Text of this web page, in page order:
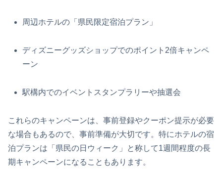
周辺ホテルの「県民限定宿泊プラン」
ディズニーグッズショップでのポイント2倍キャンペ
ーン
駅構内でのイベントスタンプラリーや抽選会
これらのキャンペーンは、事前登録やクーポン提示が必要
な場合もあるので、事前準備が大切です。特にホテルの宿
泊プランは「県民の日ウィーク」と称して1週間程度の長
期キャンペーンになることもあります。